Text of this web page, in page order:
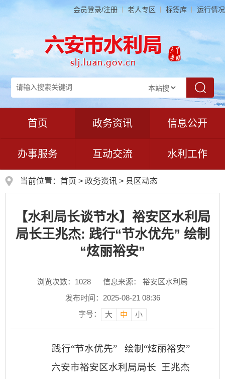
会员登录/注册 老人专区 标签库 运行情况
首页 政务资讯 信息公开
办事服务 互动交流 水利工作
当前位置： 首页 > 政务资讯 > 县区动态
【水利局长谈节水】裕安区水利局
局长王兆杰: 践行“节水优先” 绘制
“炫丽裕安”
浏览次数： 1028
信息来源： 裕安区水利局
发布时间：2025-08-21 08:36
字号：
大 中 小
践行“节水优先” 绘制“炫丽裕安”
六安市裕安区水利局局长 王兆杰